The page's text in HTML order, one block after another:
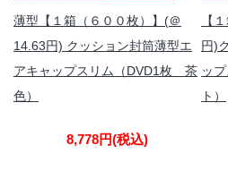
薄型【１箱（６００枚）】(＠
14.63円) クッション封筒薄型エ
アキャップスリム（DVD1枚 茶
色）
8,778円(税込)
【
円)
ッ
ト）